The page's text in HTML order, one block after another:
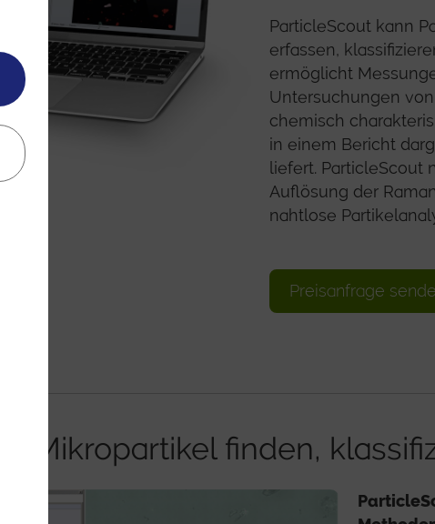
ParticleScout kann
erfassen,
ermöglicht
Untersuchungen
chemisch
in einem Bericht
liefert. ParticleScout
Auflösung der
nahtlose
Preisanfrage
Mikropartikel finden,